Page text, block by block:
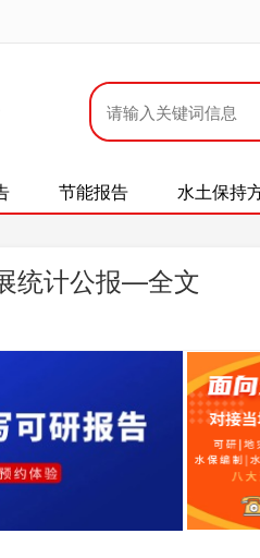
节能报告 水土保持
统计公报—全文